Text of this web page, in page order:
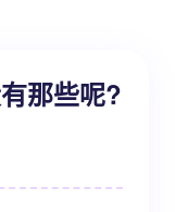
那些呢?